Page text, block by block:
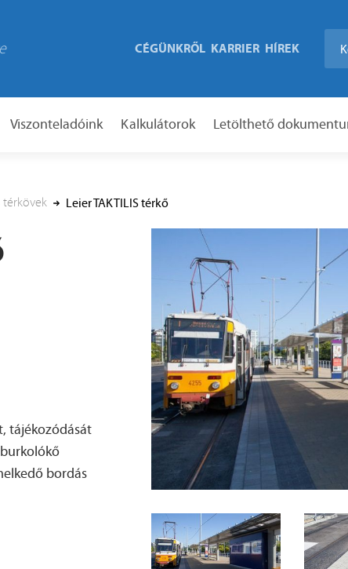
CÉGÜNKRŐL KARRIER HÍREK
Viszonteladóink Kalkulátorok Letölthető
térkövek Leier TAKTILIS térkő
tájékozódását
bordás